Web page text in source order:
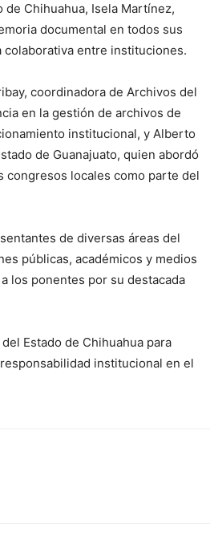
Chihuahua, Isela Martínez,
documental en todos sus
colaborativa entre instituciones.
coordinadora de Archivos del
en la gestión de archivos de
institucional, y Alberto
de Guanajuato, quien abordó
congresos locales como parte del
de diversas áreas del
públicas, académicos y medios
los ponentes por su destacada
Estado de Chihuahua para
institucional en el